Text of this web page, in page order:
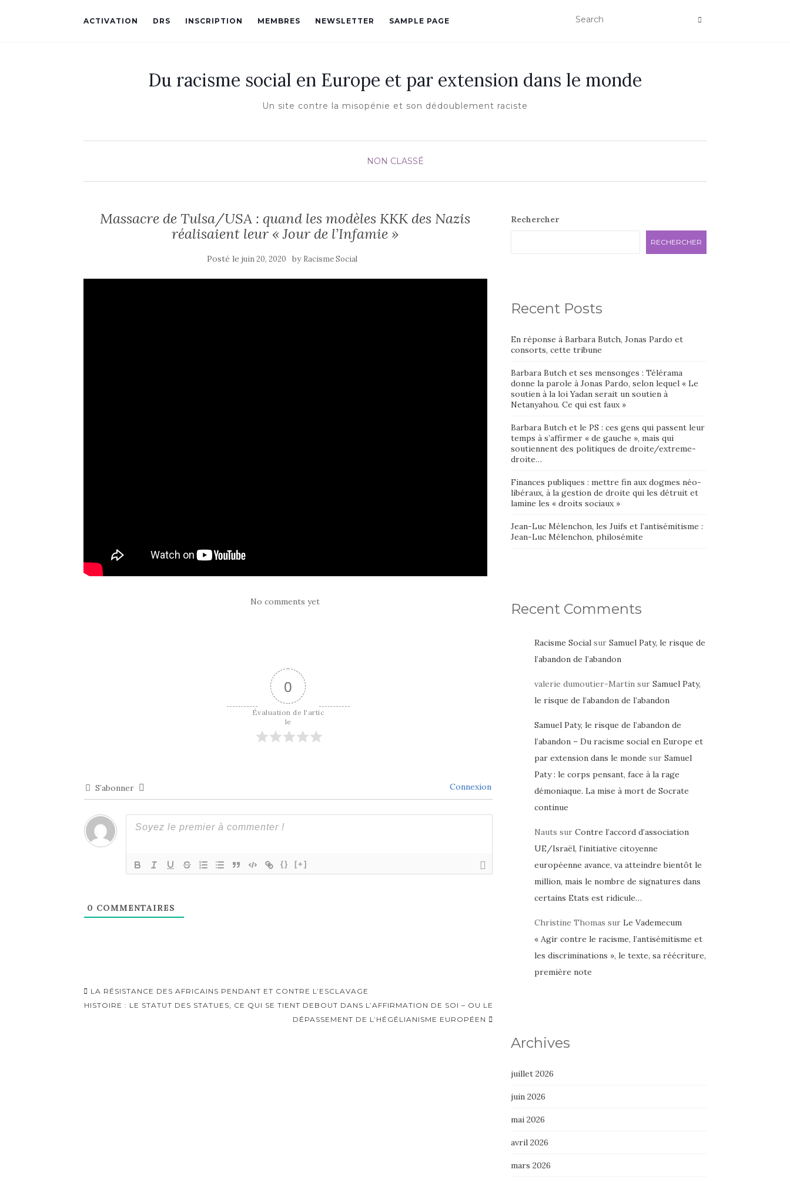
ACTIVATION DRS INSCRIPTION MEMBRES NEWSLETTER SAMPLE PAGE
Du racisme social en Europe et par extension dans le monde
Un site contre la misopénie et son dédoublement raciste
NON CLASSÉ
Massacre de Tulsa/USA : quand les modèles KKK des Nazis
réalisaient leur « Jour de l’Infamie »
Posté lejuin 20, 2020 by Racisme Social
No comments yet
0
Évaluation de l'artic
le
S’abonner Connexion
{} [+]
0 COMMENTAIRES
Navigation
d'article
LA RÉSISTANCE DES AFRICAINS PENDANT ET CONTRE L’ESCLAVAGE
HISTOIRE : LE STATUT DES STATUES, CE QUI SE TIENT DEBOUT DANS L’AFFIRMATION DE SOI – OU LE
DÉPASSEMENT DE L’HÉGÉLIANISME EUROPÉEN
Rechercher
RECHERCHER
Recent Posts
En réponse à Barbara Butch, Jonas Pardo et
consorts, cette tribune
Barbara Butch et ses mensonges : Télérama
donne la parole à Jonas Pardo, selon lequel « Le
soutien à la loi Yadan serait un soutien à
Netanyahou. Ce qui est faux »
Barbara Butch et le PS : ces gens qui passent leur
temps à s’affirmer « de gauche », mais qui
soutiennent des politiques de droite/extreme-
droite…
Finances publiques : mettre fin aux dogmes néo-
libéraux, à la gestion de droite qui les détruit et
lamine les « droits sociaux »
Jean-Luc Mélenchon, les Juifs et l’antisémitisme :
Jean-Luc Mélenchon, philosémite
Recent Comments
Racisme Socialsur Samuel Paty, le risque de
l’abandon de l’abandon
valerie dumoutier-Martinsur Samuel Paty,
le risque de l’abandon de l’abandon
Samuel Paty, le risque de l’abandon de
l’abandon – Du racisme social en Europe et
par extension dans le monde sur Samuel
Paty : le corps pensant, face à la rage
démoniaque. La mise à mort de Socrate
continue
Nauts sur Contre l’accord d’association
UE/Israël, l’initiative citoyenne
européenne avance, va atteindre bientôt le
million, mais le nombre de signatures dans
certains Etats est ridicule…
Christine Thomas sur Le Vademecum
« Agir contre le racisme, l’antisémitisme et
les discriminations », le texte, sa réécriture,
première note
Archives
juillet 2026
juin 2026
mai 2026
avril 2026
mars 2026